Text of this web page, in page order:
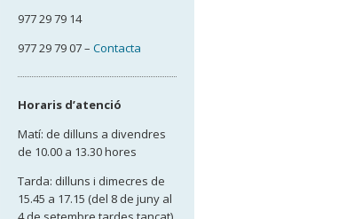
977 29 79 14
977 29 79 07 – Contacta
Horaris d’atenció
Matí: de dilluns a divendres
de 10.00 a 13.30 hores
Tarda: dilluns i dimecres de
15.45 a 17.15 (del 8 de juny al